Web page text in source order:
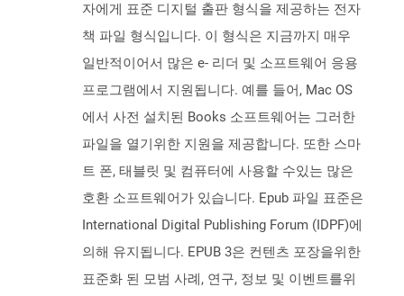
자에게 표준 디지털 출판 형식을 제공하는 전자
책 파일 형식입니다. 이 형식은 지금까지 매우
일반적이어서 많은 e- 리더 및 소프트웨어 응용
프로그램에서 지원됩니다. 예를 들어, Mac OS
에서 사전 설치된 Books 소프트웨어는 그러한
파일을 열기위한 지원을 제공합니다. 또한 스마
트 폰, 태블릿 및 컴퓨터에 사용할 수있는 많은
호환 소프트웨어가 있습니다. Epub 파일 표준은
International Digital Publishing Forum (IDPF)에
의해 유지됩니다. EPUB 3은 컨텐츠 포장을위한
표준화 된 모범 사례, 연구, 정보 및 이벤트를위